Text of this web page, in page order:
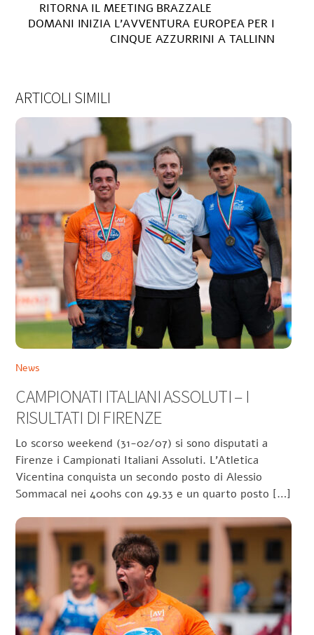
RITORNA IL MEETING BRAZZALE
DOMANI INIZIA L’AVVENTURA EUROPEA PER I
CINQUE AZZURRINI A TALLINN
ARTICOLI SIMILI
News
CAMPIONATI ITALIANI ASSOLUTI – I
RISULTATI DI FIRENZE
Lo scorso weekend (31-02/07) si sono disputati a
Firenze i Campionati Italiani Assoluti. L’Atletica
Vicentina conquista un secondo posto di Alessio
Sommacal nei 400hs con 49.33 e un quarto posto […]